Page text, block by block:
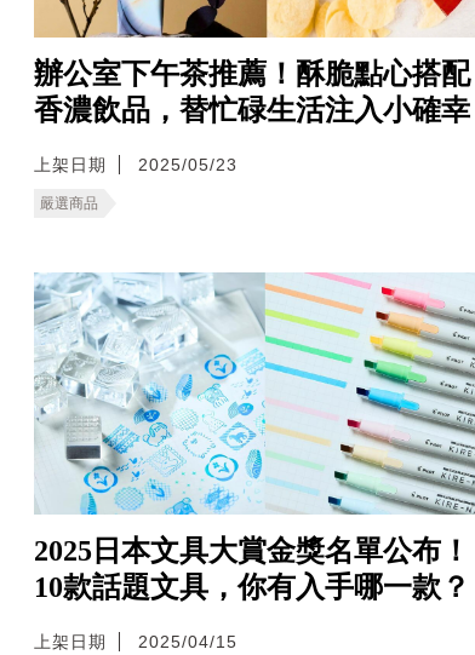
辦公室下午茶推薦！酥脆點心搭配
香濃飲品，替忙碌生活注入小確幸
上架日期 2025/05/23
嚴選商品
2025日本文具大賞金獎名單公布！
10款話題文具，你有入手哪一款？
上架日期 2025/04/15